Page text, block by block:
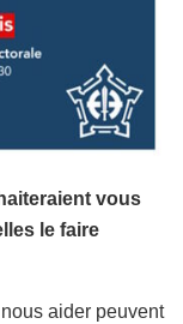
vous
le faire
aider peuvent